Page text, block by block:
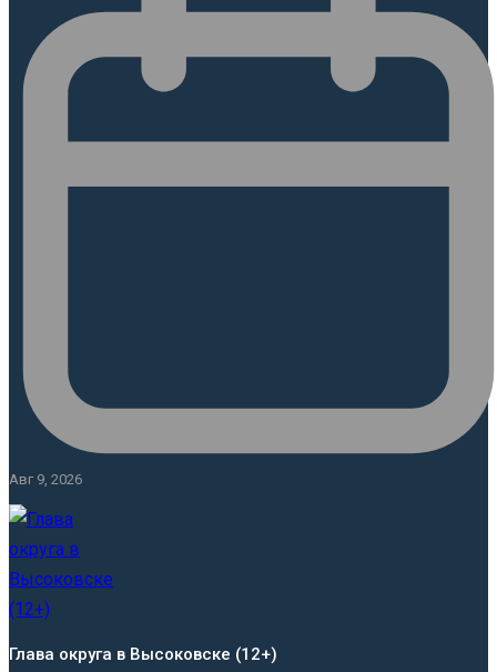
Авг 9, 2026
Глава округа в Высоковске (12+)